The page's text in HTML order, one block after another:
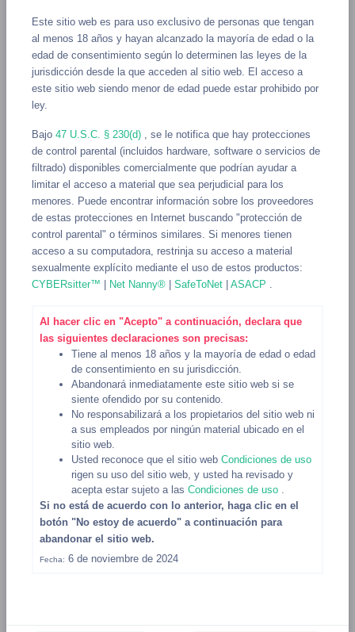
Este sitio web es para uso exclusivo de personas que tengan
al menos 18 años y hayan alcanzado la mayoría de edad o la
edad de consentimiento según lo determinen las leyes de la
jurisdicción desde la que acceden al sitio web. El acceso a
este sitio web siendo menor de edad puede estar prohibido por
ley.
Bajo 47 U.S.C. § 230(d)
, se le notifica que hay protecciones
de control parental (incluidos hardware, software o servicios de
filtrado) disponibles comercialmente que podrían ayudar a
limitar el acceso a material que sea perjudicial para los
menores. Puede encontrar información sobre los proveedores
de estas protecciones en Internet buscando "protección de
control parental" o términos similares. Si menores tienen
acceso a su computadora, restrinja su acceso a material
sexualmente explícito mediante el uso de estos productos:
CYBERsitter™
Net Nanny® SafeToNet ASACP
Al hacer clic en "Acepto" a continuación, declara que
las siguientes declaraciones son precisas:
Tiene al menos 18 años y la mayoría de edad o edad
de consentimiento en su jurisdicción.
Abandonará inmediatamente este sitio web si se
siente ofendido por su contenido.
No responsabilizará a los propietarios del sitio web ni
a sus empleados por ningún material ubicado en el
sitio web.
Usted reconoce que el sitio web Condiciones de uso
rigen su uso del sitio web, y usted ha revisado y
acepta estar sujeto a las Condiciones de uso
Si no está de acuerdo con lo anterior, haga clic en el
botón "No estoy de acuerdo" a continuación para
abandonar el sitio web.
Fecha: 6 de noviembre de 2024
Kik Nudes
No hay medios
Bisexual Kik Usernames
aleenaqt6
18, Bisexual, Femenino
● 18 hours ago
katiecooperbi
21, Bisexual, Femenino
● 1 day ago
VER
xlewceebi